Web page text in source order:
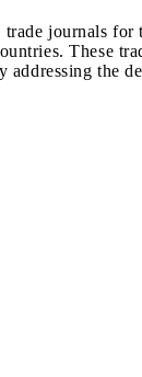
journals for
These
the